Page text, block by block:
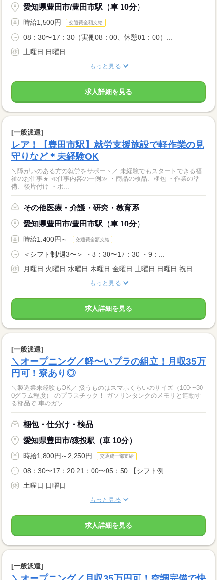
愛知県豊田市/豊田市駅（車 10分）
時給1,500円 交通費全額支給
08：30〜17：30（実働08：00、休憩01：00）...
土曜日 日曜日
もっと見る
求人詳細を見る
[一般派遣]
レア！【豊田市駅】就労支援施設で軽作業の見
守りなど＊未経験OK
＼障がいのある方の就労をサポート／ 未経験でもスタートできる福
祉のお仕事★ ≪仕事内容の一例≫ ・商品の検品、梱包 ・作業の準
備、後片付け ・ボ...
その他医療・介護・研究・教育系
愛知県豊田市/豊田市駅（車 10分）
時給1,400円～ 交通費全額支給
＜シフト制/週3〜＞ ・8：30〜17：30 ・9：...
月曜日 火曜日 水曜日 木曜日 金曜日 土曜日 日曜日 祝日
もっと見る
求人詳細を見る
[一般派遣]
＼オープニング／軽〜いプラの組立！月収35万
円可！寮あり◎
＼製造業未経験もOK／ 扱うものはスマホくらいのサイズ（100〜30
0グラム程度） のプラスチック！ ガソリンタンクのメモリと連動す
る部品で 車のガソ...
梱包・仕分け・検品
愛知県豊田市/猿投駅（車 10分）
時給1,800円～2,250円 交通費一部支給
08：30〜17：20 21：00〜05：50 【シフト例...
土曜日 日曜日
もっと見る
求人詳細を見る
[一般派遣]